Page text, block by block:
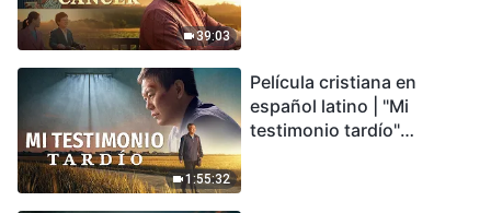
39:03
1:55:32
Película cristiana en
español latino | "Mi
testimonio tardío"